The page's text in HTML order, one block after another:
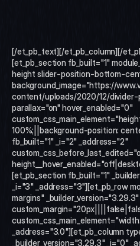
[/et_pb_text][/et_pb_column][/
[et_pb_section fb_built="1"
height slider-position-bottom-
background_image="https://
content/uploads/2020/12/
parallax="on" hover_enabled="0"
100%;||background-position:
fb_built="1" _i="2" _address="2"
[et_pb_section fb_built="1"
_i="3" _address="3"][et_pb_row
margins" _builder_version="3.29.3"
_address="3.0"][et_pb_column
_builder_version="3.29.3" _i="0"